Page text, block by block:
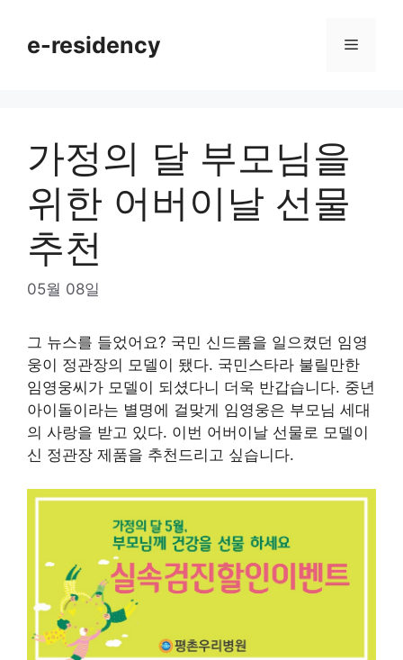
contente-residency Menu
가정의 달 부모님을
위한 어버이날 선물
추천
05월 08일
그 뉴스를 들었어요? 국민 신드롬을 일으켰던 임영
웅이 정관장의 모델이 됐다. 국민스타라 불릴만한
임영웅씨가 모델이 되셨다니 더욱 반갑습니다. 중년
아이돌이라는 별명에 걸맞게 임영웅은 부모님 세대
의 사랑을 받고 있다. 이번 어버이날 선물로 모델이
신 정관장 제품을 추천드리고 싶습니다.